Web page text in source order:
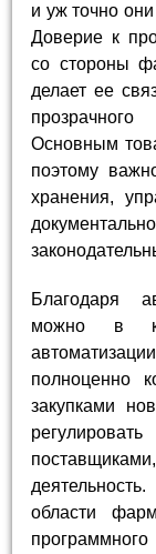
и уж точно
Доверие к
со стороны
делает ее
Основным
поэтому
хранения,
Благодаря
можно в
полноценно
закупками
области